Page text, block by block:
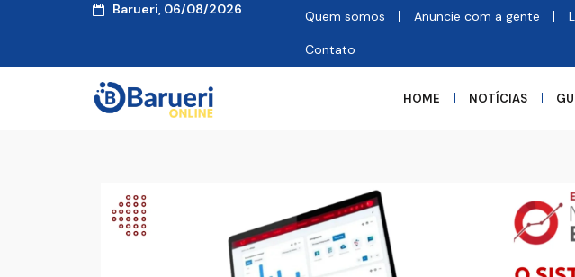
Barueri, 06/08/2026 Quem somos Anuncie com a gente
Contato
HOME NOTÍCIAS